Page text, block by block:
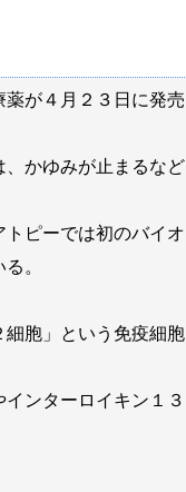
が４月２３日に発売
かゆみが止まるなど
ピーでは初のバイオ
。
胞」という免疫細胞
ンターロイキン１３